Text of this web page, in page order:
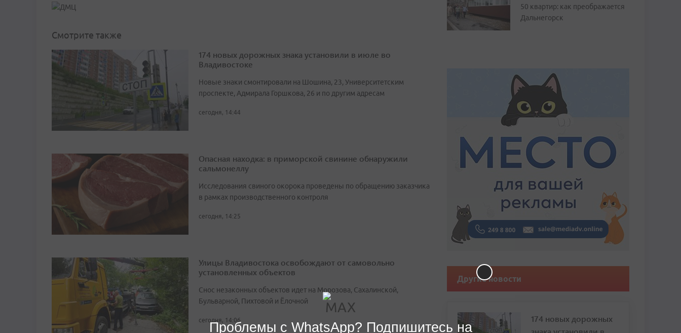
Смотрите также
174 новых дорожных знака установили в июле во
Владивостоке
Новые знаки смонтировали на Шошина, 23, Университетским
проспекте, Адмирала Горшкова, 26 и по другим адресам
сегодня, 14:44
Опасная находка: в приморской свинине обнаружили
сальмонеллу
Исследования свиного окорока проведены по обращению заказчика
в рамках производственного контроля
сегодня, 14:25
Улицы Владивостока освобождают от самовольно
установленных объектов
Снос незаконных объектов идет на Морозова, Сахалинской,
Бульварной, Пихтовой и Ёлочной
сегодня, 14:06
50 квартир: как преображается
Дальнегорск
Другие новости
174 новых дорожных
Проблемы с WhatsApp? Подпишитесь на